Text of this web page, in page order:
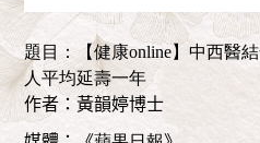
題目：【健康online】中西醫
人平均延壽一年
作者：黃韻婷博士